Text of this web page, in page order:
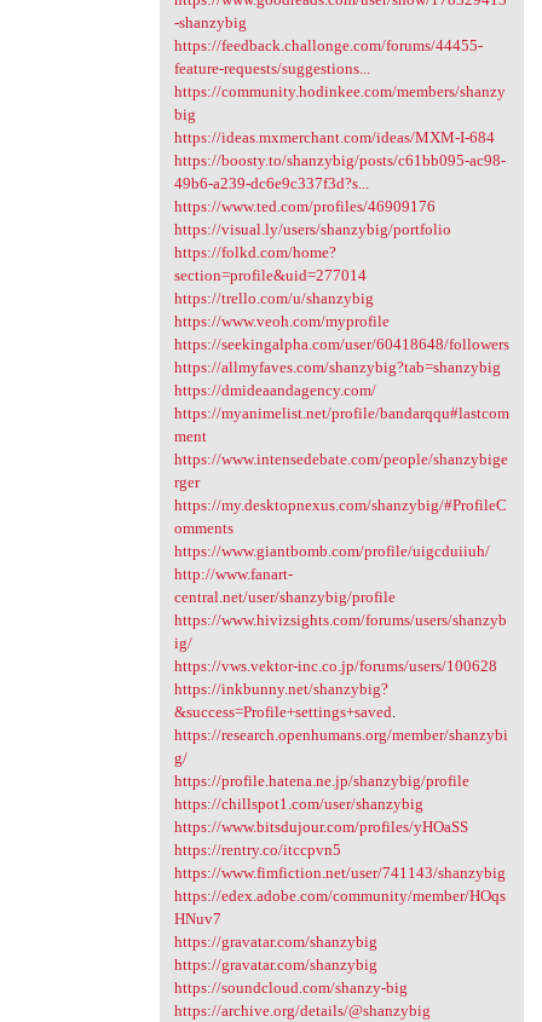
-shanzybig
https://feedback.challonge.com/forums/44455-
feature-requests/suggestions...
https://community.hodinkee.com/members/shanzy
big
https://ideas.mxmerchant.com/ideas/MXM-I-684
https://boosty.to/shanzybig/posts/c61bb095-ac98-
49b6-a239-dc6e9c337f3d?s...
https://www.ted.com/profiles/46909176
https://visual.ly/users/shanzybig/portfolio
https://folkd.com/home?
section=profile&uid=277014
https://trello.com/u/shanzybig
https://www.veoh.com/myprofile
https://seekingalpha.com/user/60418648/followers
https://allmyfaves.com/shanzybig?tab=shanzybig
https://dmideaandagency.com/
https://myanimelist.net/profile/bandarqqu#lastcom
ment
https://www.intensedebate.com/people/shanzybige
rger
https://my.desktopnexus.com/shanzybig/#ProfileC
omments
https://www.giantbomb.com/profile/uigcduiiuh/
http://www.fanart-
central.net/user/shanzybig/profile
https://www.hivizsights.com/forums/users/shanzyb
ig/
https://vws.vektor-inc.co.jp/forums/users/100628
https://inkbunny.net/shanzybig?
&success=Profile+settings+saved
https://research.openhumans.org/member/shanzybi
g/
https://profile.hatena.ne.jp/shanzybig/profile
https://chillspot1.com/user/shanzybig
https://www.bitsdujour.com/profiles/yHOaSS
https://rentry.co/itccpvn5
https://www.fimfiction.net/user/741143/shanzybig
https://edex.adobe.com/community/member/HOqs
HNuv7
https://gravatar.com/shanzybig
https://gravatar.com/shanzybig
https://soundcloud.com/shanzy-big
https://archive.org/details/@shanzybig